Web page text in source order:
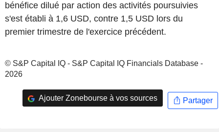
bénéfice dilué par action des activités poursuivies
s'est établi à 1,6 USD, contre 1,5 USD lors du
premier trimestre de l'exercice précédent.
© S&P Capital IQ - S&P Capital IQ Financials Database -
2026
Ajouter Zonebourse à vos sources Partager